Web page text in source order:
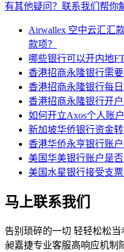
有其他疑问？联系我们帮你
Airwallex 空中云汇汇
款项？
哪些银行可以开内地
香港招商永隆银行需要
香港招商永隆银行每
香港招商永隆银行开户
如何开立Axos个人账户
新加坡华侨银行资金
香港华侨永亨银行账
美国华美银行账户是否
美国水星银行接受支票
马上联系我们
告别琐碎的一切 轻轻松松当
昶嘉捷专业客服高响应机制